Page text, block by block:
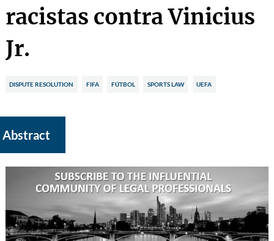
racistas contra Vinicius
Jr.
DISPUTE RESOLUTION FIFA FÚTBOL SPORTS LAW UEFA
Abstract